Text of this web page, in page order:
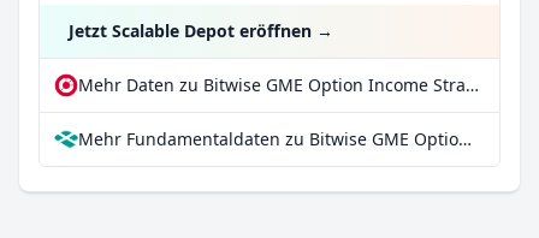
Jetzt Scalable Depot eröffnen →
Mehr Daten zu Bitwise GME Option Income Strategy ETF bei extraETF
Mehr Fundamentaldaten zu Bitwise GME Option Income Strategy ETF bei Parqet